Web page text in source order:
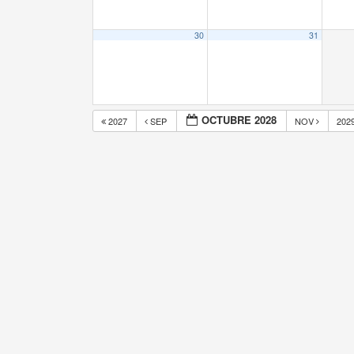
30 31
2027 SEP OCTUBRE 2028 NOV